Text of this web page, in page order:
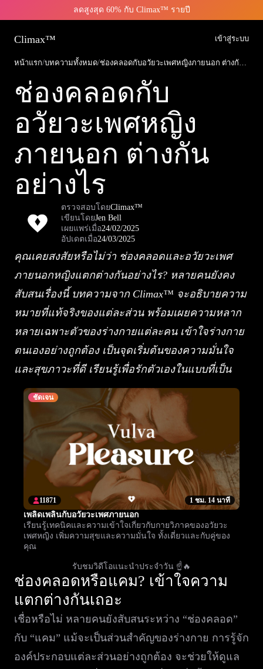
ลดสูงสุด 60% กับ Climax™ รายปี
Climax™ เข้าสู่ระบบ
หน้าแรก/บทความทั้งหมด/ ช่องคลอดกับอวัยวะเพศหญิงภายนอก ต่างกันอย่างไร
ช่องคลอดกับ
อวัยวะเพศหญิง
ภายนอก ต่างกัน
อย่างไร
ตรวจสอบโดยClimax™
เขียนโดยJen Bell
เผยแพร่เมื่อ24/02/2025
อัปเดตเมื่อ24/03/2025
คุณเคยสงสัยหรือไม่ว่า ช่องคลอดและอวัยวะเพศ
ภายนอกหญิงแตกต่างกันอย่างไร? หลายคนยังคง
สับสนเรื่องนี้ บทความจาก Climax™ จะอธิบายความ
หมายที่แท้จริงของแต่ละส่วน พร้อมเผยความหลาก
หลายเฉพาะตัวของร่างกายแต่ละคน เข้าใจร่างกาย
ตนเองอย่างถูกต้อง เป็นจุดเริ่มต้นของความมั่นใจ
และสุขภาวะที่ดี เรียนรู้เพื่อรักตัวเองในแบบที่เป็น
ชัดเจน
1 ชม. 14 นาที
11871
เพลิดเพลินกับอวัยวะเพศภายนอก
เรียนรู้เทคนิคและความเข้าใจเกี่ยวกับกายวิภาคของอวัยวะ
เพศหญิง เพิ่มความสุขและความมั่นใจ ทั้งเดี่ยวและกับคู่ของ
คุณ
รับชมวิดีโอแนะนำประจำวัน ☝️🔥
ช่องคลอดหรือแคม? เข้าใจความ
แตกต่างกันเถอะ
เชื่อหรือไม่ หลายคนยังสับสนระหว่าง “ช่องคลอด”
กับ “แคม” แม้จะเป็นส่วนสำคัญของร่างกาย การรู้จัก
องค์ประกอบแต่ละส่วนอย่างถูกต้อง จะช่วยให้ดูแล